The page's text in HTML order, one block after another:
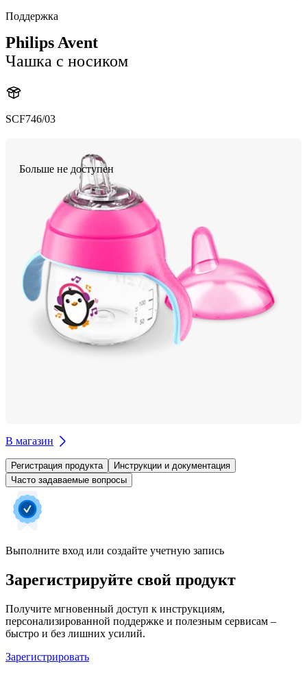
Поддержка
Philips Avent
Чашка с носиком
SCF746/03
Больше не доступен
В магазин
Регистрация продукта
Инструкции и документация
Часто задаваемые вопросы
Выполните вход или создайте учетную запись
Зарегистрируйте свой продукт
Получите мгновенный доступ к инструкциям,
персонализированной поддержке и полезным сервисам –
быстро и без лишних усилий.
Зарегистрировать